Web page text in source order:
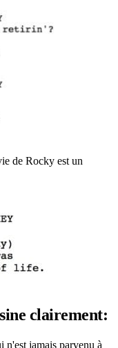
de Rocky est un
clairement:
n'est jamais parvenu à